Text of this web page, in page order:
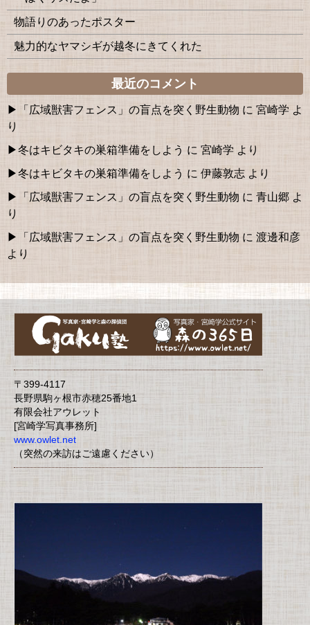
物語りのあったポスター
魅力的なヤマシギが越冬にきてくれた
最近のコメント
「広域獣害フェンス」の盲点を突く野生動物 に 宮崎学 よ
り
冬はキビタキの巣箱準備をしよう に 宮崎学 より
冬はキビタキの巣箱準備をしよう に 伊藤敦志 より
「広域獣害フェンス」の盲点を突く野生動物 に 青山郷 よ
り
「広域獣害フェンス」の盲点を突く野生動物 に 渡邊和彦
より
〒399-4117
長野県駒ヶ根市赤穂25番地1
有限会社アウレット
[宮崎学写真事務所]
www.owlet.net
（突然の来訪はご遠慮ください）